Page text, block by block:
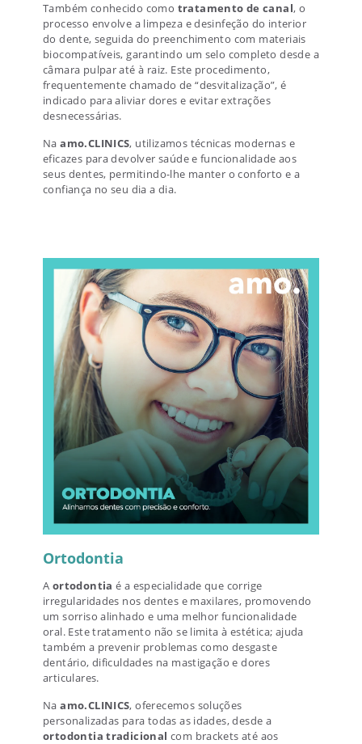
Também conhecido como tratamento de canal, o
processo envolve a limpeza e desinfeção do interior
do dente, seguida do preenchimento com materiais
biocompatíveis, garantindo um selo completo desde a
câmara pulpar até à raiz. Este procedimento,
frequentemente chamado de “desvitalização”, é
indicado para aliviar dores e evitar extrações
desnecessárias.
Naamo.CLINICS, utilizamos técnicas modernas e
eficazes para devolver saúde e funcionalidade aos
seus dentes, permitindo-lhe manter o conforto e a
confiança no seu dia a dia.
Ortodontia
A ortodontia é a especialidade que corrige
irregularidades nos dentes e maxilares, promovendo
um sorriso alinhado e uma melhor funcionalidade
oral. Este tratamento não se limita à estética; ajuda
também a prevenir problemas como desgaste
dentário, dificuldades na mastigação e dores
articulares.
Naamo.CLINICS, oferecemos soluções
personalizadas para todas as idades, desde a
ortodontia tradicional com brackets até aos